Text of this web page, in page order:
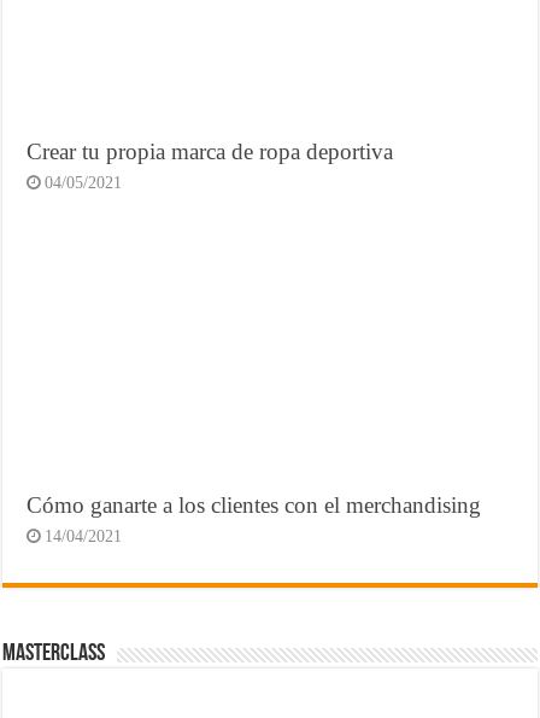
Crear tu propia marca de ropa deportiva
04/05/2021
Cómo ganarte a los clientes con el merchandising
14/04/2021
MasterClass